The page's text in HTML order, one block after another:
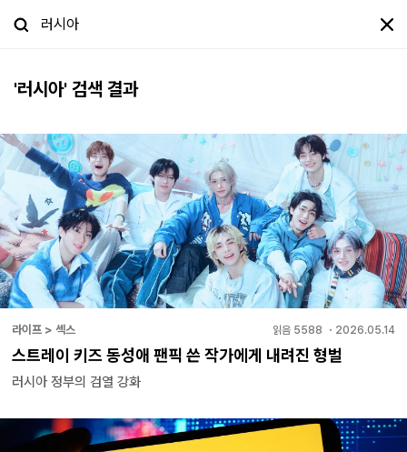
'러시아' 검색 결과
라이프 > 섹스 읽음 5588 ・ 2026.05.14
스트레이 키즈 동성애 팬픽 쓴 작가에게 내려진 형벌
러시아 정부의 검열 강화